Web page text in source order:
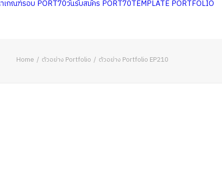
เกณฑ์รอบ PORT70วันรับสมัคร PORT70TEMPLATE PORTFOLIO
Home ตัวอย่าง Portfolio ตัวอย่าง Portfolio EP210